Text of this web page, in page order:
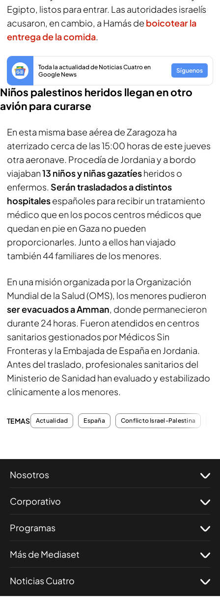
Egipto, listos para entrar. Las autoridades israelís
acusaron, en cambio, a Hamás de boicotear la
entrega de la comida.
Toda la actualidad de Noticias Cuatro en
Google News
Síguenos
Niños palestinos heridos llegan en otro
avión para curarse
En esta misma base aérea de Zaragoza ha
aterrizado cerca de las 15:00 horas de este jueves
otra aeronave. Procedía de Jordania y a bordo
viajaban13 niños y niñas gazatíesheridos o
enfermos. Serán trasladados a distintos
hospitalesespañoles para recibir un tratamiento
médico que en los pocos centros médicos que
quedan en pie en Gaza no pueden
proporcionarles. Junto a ellos han viajado
también 44 familiares de los menores.
En una misión organizada por la Organización
Mundial de la Salud (OMS), los menores pudieron
ser evacuados a Amman, donde permanecieron
durante 24 horas. Fueron atendidos en centros
sanitarios gestionados por Médicos Sin
Fronteras y la Embajada de España en Jordania.
Antes del traslado, profesionales sanitarios del
Ministerio de Sanidad han evaluado y estabilizado
clínicamente a los menores.
TEMAS Actualidad España Conflicto Israel-Palestina
Nosotros
Corporativo
Programas
Más de Mediaset
Noticias Cuatro